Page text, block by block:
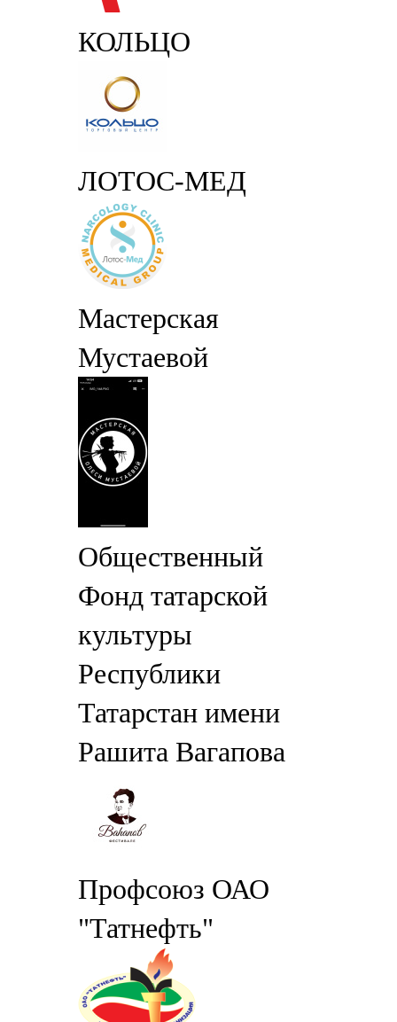
КОЛЬЦО
ЛОТОС-МЕД
Мастерская
Мустаевой
Общественный
Фонд татарской
культуры
Республики
Татарстан имени
Рашита Вагапова
Профсоюз ОАО
"Татнефть"